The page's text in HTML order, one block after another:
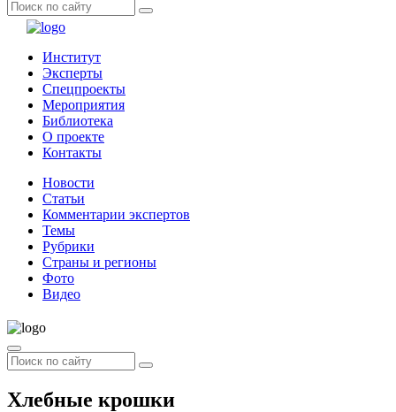
Институт
Эксперты
Спецпроекты
Мероприятия
Библиотека
О проекте
Контакты
Новости
Статьи
Комментарии экспертов
Темы
Рубрики
Страны и регионы
Фото
Видео
Хлебные крошки